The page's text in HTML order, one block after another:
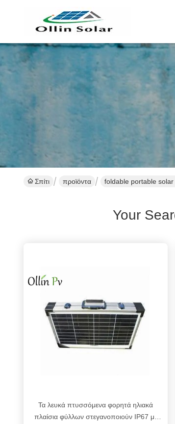
Σπίτι προϊόντα foldable portable
Your
Τα λευκά πτυσσόμενα φορητά ηλιακά
πλαίσια φύλλων στεγανοποιούν IP67 με